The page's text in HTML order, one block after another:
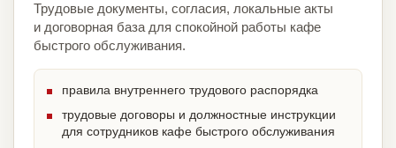
Трудовые документы, согласия, локальные акты
и договорная база для спокойной работы кафе
быстрого обслуживания.
правила внутреннего трудового распорядка
трудовые договоры и должностные инструкции
для сотрудников кафе быстрого обслуживания